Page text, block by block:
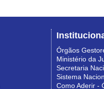
Órgãos
Ministério da
Secretaria
Sistema
Como Aderir -